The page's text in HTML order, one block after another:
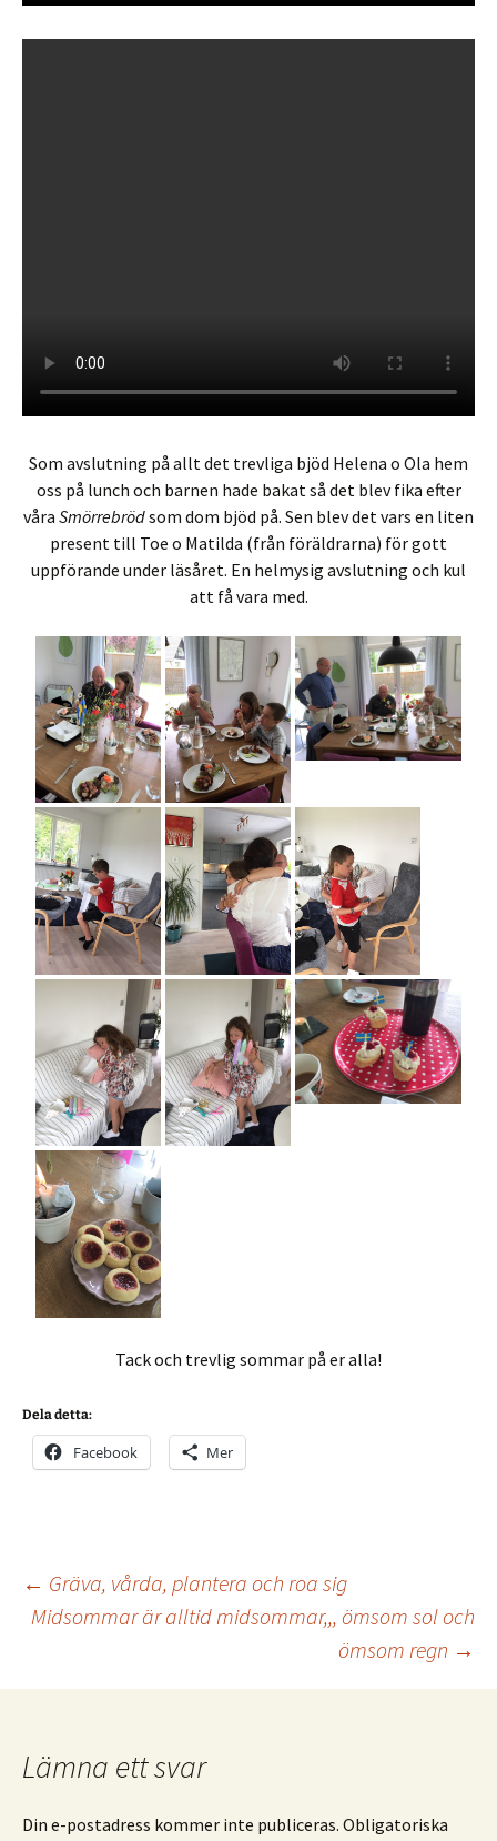
Som avslutning på allt det trevliga bjöd Helena o Ola hem
oss på lunch och barnen hade bakat så det blev fika efter
våra Smörrebrödsom dom bjöd på. Sen blev det vars en liten
present till Toe o Matilda (från föräldrarna) för gott
uppförande under läsåret. En helmysig avslutning och kul
att få vara med.
Tack och trevlig sommar på er alla!
Dela detta:
Facebook Mer
Inläggsnavigering
← Gräva, vårda, plantera och roa sig
Midsommar är alltid midsommar,,, ömsom sol och
ömsom regn →
Lämna ett svar
Din e-postadress kommer inte publiceras. Obligatoriska